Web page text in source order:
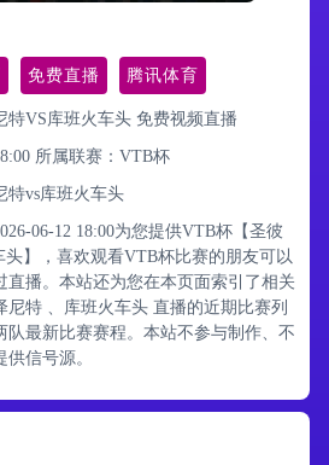
免费直播 腾讯体育
特VS库班火车头 免费视频直播
所属联赛： VTB杯
特vs库班火车头
06-12 18:00为您提供VTB杯【圣彼
】，喜欢观看VTB杯比赛的朋友可以
直播。本站还为您在本页面索引了相关
特 、库班火车头 直播的近期比赛列
队最新比赛赛程。本站不参与制作、不
信号源。